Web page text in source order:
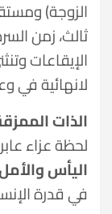
الزوجة)
ثالث، زمن
الإيقاعات
لانهائية في
الذات
لحظة عزاء
اليأس
في قدرة